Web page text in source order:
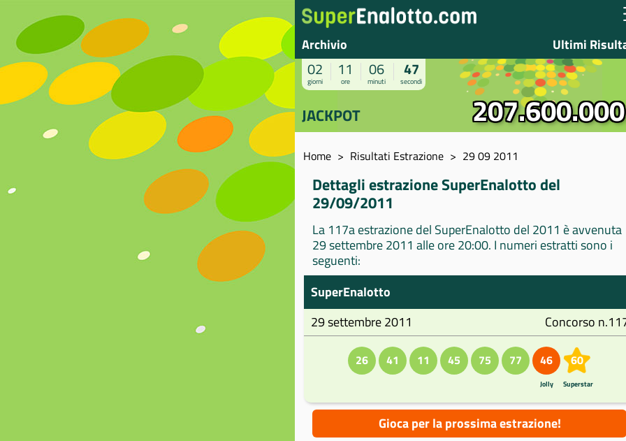
Archivio Ultimi
02
giorni
11
ore
06
minuti
46
secondi
JACKPOT 207.600.000
Home Risultati Estrazione 29 09 2011
Dettagli estrazione SuperEnalotto del
29/09/2011
La 117a estrazione del SuperEnalotto del 2011 è avvenuta
29 settembre 2011 alle ore 20:00. I numeri estratti sono i
seguenti:
SuperEnalotto
29 settembre 2011
Concorso
26 41 11 45 75 77 46
Jolly
60
Superstar
Gioca per la prossima estrazione!